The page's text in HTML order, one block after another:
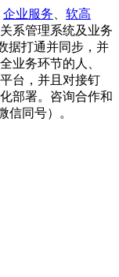
企业服务
软高
系管理系统及业务
据打通并同步，并
业务环节的人、
台，并且对接钉
部署。咨询合作和
信同号）。